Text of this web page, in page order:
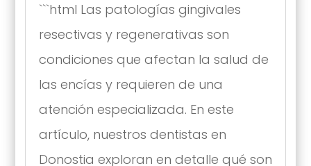
```html Las patologías gingivales
resectivas y regenerativas son
condiciones que afectan la salud de
las encías y requieren de una
atención especializada. En este
artículo, nuestros dentistas en
Donostia exploran en detalle qué son